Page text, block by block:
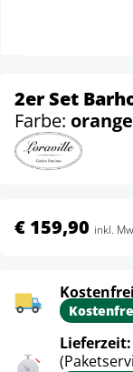
2er Set
Farbe: orange
€ 159,90 inkl.